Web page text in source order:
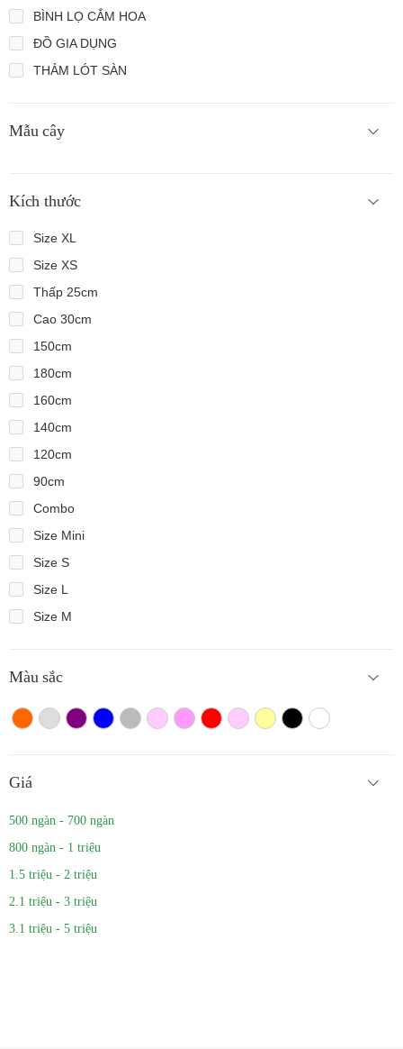
BÌNH LỌ CẮM HOA
ĐỒ GIA DỤNG
THẢM LÓT SÀN
Mẫu cây
Kích thước
Size XL
Size XS
Thấp 25cm
Cao 30cm
150cm
180cm
160cm
140cm
120cm
90cm
Combo
Size Mini
Size S
Size L
Size M
Màu sắc
Màu camTrắng màu
Tím XanhXám Hồng nhạtHồng đậm
Đỏ HồngVàngMàu đenTrắng
Giá
500 ngàn - 700 ngàn
800 ngàn - 1 triệu
1.5 triệu - 2 triệu
2.1 triệu - 3 triệu
3.1 triệu - 5 triệu